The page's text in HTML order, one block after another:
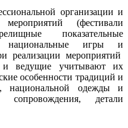
организации и
(фестивали
показательные
национальные игры и
реализации мероприятий
и ведущие учитывают их
особенности традиций и
национальной одежды и
детали